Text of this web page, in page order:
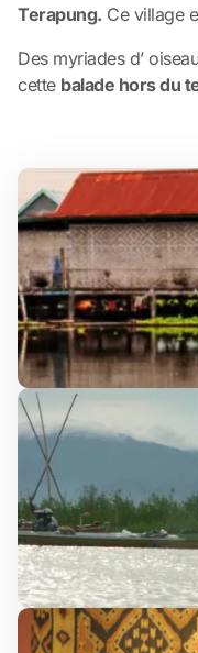
Terapung. Ce village
Des myriades d’
cette balade hors du